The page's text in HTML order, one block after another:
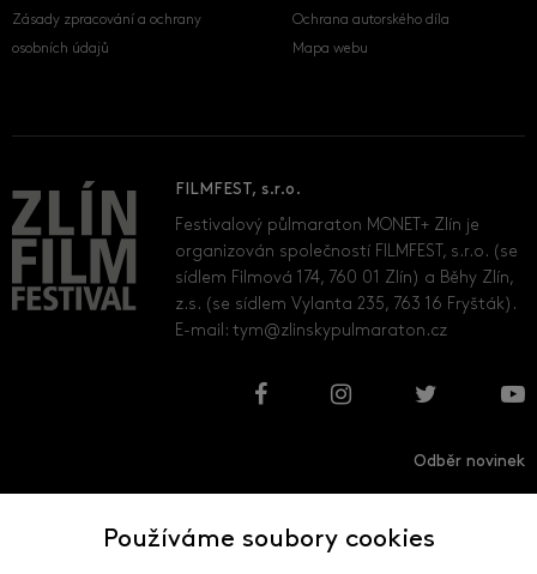
Zásady zpracování a ochrany
osobních údajů
Ochrana autorského díla
Mapa webu
FILMFEST, s.r.o.
Festivalový půlmaraton MONET+ Zlín je
organizován společností FILMFEST, s.r.o. (se
sídlem Filmová 174, 760 01 Zlín) a Běhy Zlín,
z.s. (se sídlem Vylanta 235, 763 16 Fryšták).
E-mail:tym@zlinskypulmaraton.cz
Odběr novinek
Používáme soubory cookies